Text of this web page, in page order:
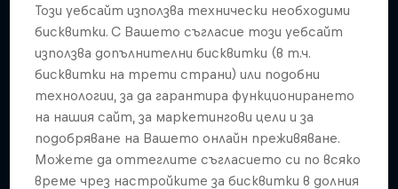
Този уебсайт използва технически необходими
бисквитки. С Вашето съгласие този уебсайт
използва допълнителни бисквитки (в т.ч.
бисквитки на трети страни) или подобни
технологии, за да гарантира функционирането
на нашия сайт, за маркетингови цели и за
подобряване на Вашето онлайн преживяване.
Можете да оттеглите съгласието си по всяко
време чрез настройките за бисквитки в долния